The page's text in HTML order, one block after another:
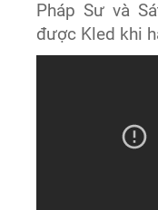
Pháp Sư và
được Kled khi